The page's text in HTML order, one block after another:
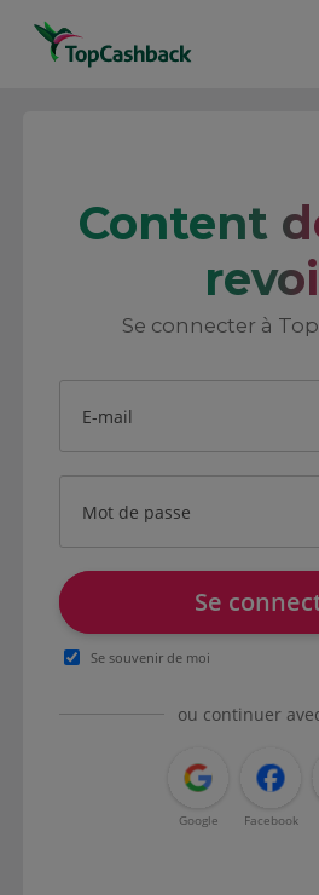
Content
Se connecter à
E-mail
Mot de passe
Se
Se souvenir de moi
ou continuer
Google Facebook